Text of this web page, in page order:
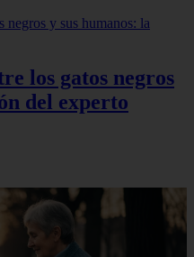
los gatos negros
del experto